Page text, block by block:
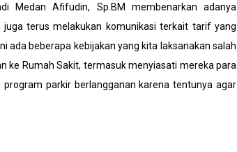
Medan Afifudin, Sp.BM membenarkan adanya
juga terus melakukan komunikasi terkait tarif yang
ada beberapa kebijakan yang kita laksanakan salah
ke Rumah Sakit, termasuk menyiasati mereka para
parkir berlangganan karena tentunya agar